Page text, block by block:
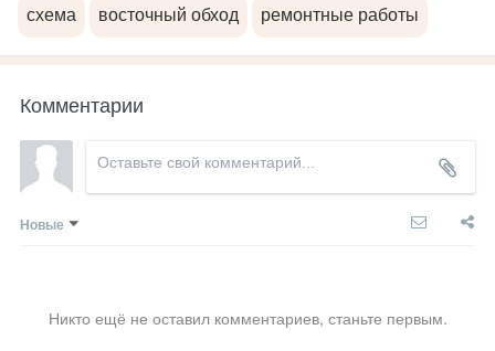
схема восточный обход ремонтные работы
Комментарии
Новые
Никто ещё не оставил комментариев, станьте первым.